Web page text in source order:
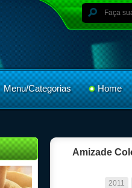
Menu/Categorias Home
Amizade
2011